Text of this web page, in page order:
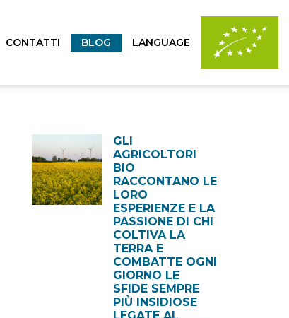
CONTATTI BLOG LANGUAGE
GLI
AGRICOLTORI
BIO
RACCONTANO LE
LORO
ESPERIENZE E LA
PASSIONE DI CHI
COLTIVA LA
TERRA E
COMBATTE OGNI
GIORNO LE
SFIDE SEMPRE
PIÙ INSIDIOSE